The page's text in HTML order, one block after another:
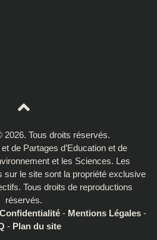
2026. Tous droits réservés.
de Partages d’Education et de
et les Sciences. Les
sur le site sont la propriété exclusive
Tous droits de reproductions
réservés.
- Mentions Légales -
- Plan du site